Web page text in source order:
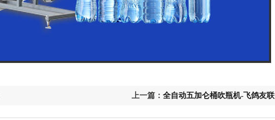
上一篇： 全自动五加仑桶吹瓶机-飞鸽友联